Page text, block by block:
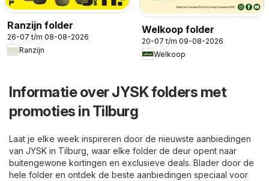
Ranzijn folder
26-07 t/m 08-08-2026
Ranzijn
Welkoop folder
20-07 t/m 09-08-2026
Welkoop
Informatie over JYSK folders met
promoties in Tilburg
Laat je elke week inspireren door de nieuwste aanbiedingen
van JYSK in Tilburg, waar elke folder de deur opent naar
buitengewone kortingen en exclusieve deals. Blader door de
hele folder en ontdek de beste aanbiedingen speciaal voor